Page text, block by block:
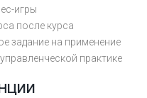
игры
после курса
задание на применение
практике